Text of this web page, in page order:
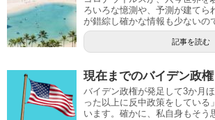
ろいろな憶測や、予測が建てら
が錯綜し確かな情報も少ないの
記事を読む
現在までのバイデン政権
バイデン政権が発足して3か月
った以上に反中政策をしている
います。確かに、私自身もそう